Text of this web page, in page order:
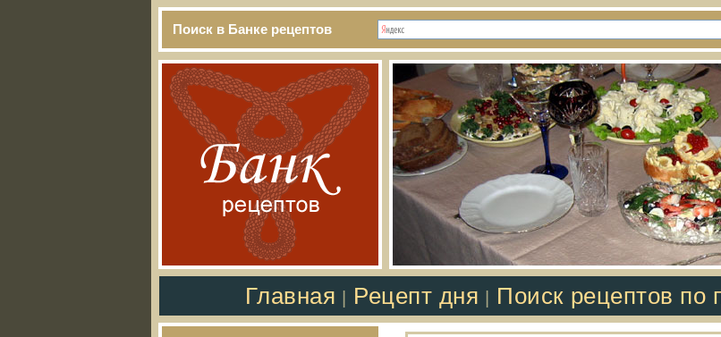
Поиск в Банке рецептов
Главная Рецепт дня Поиск рецептов по